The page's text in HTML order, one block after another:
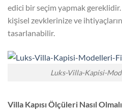
edici bir seçim yapmak
kişisel zevklerinize ve
tasarlanabilir.
Luks-Villa-Kapisi-
Villa Kapısı Ölçüleri Nasıl